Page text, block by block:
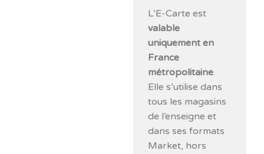
L’E-Carte est
valable
uniquement en
France
métropolitaine.
Elle s’utilise dans
tous les magasins
de l’enseigne et
dans ses formats
Market, hors